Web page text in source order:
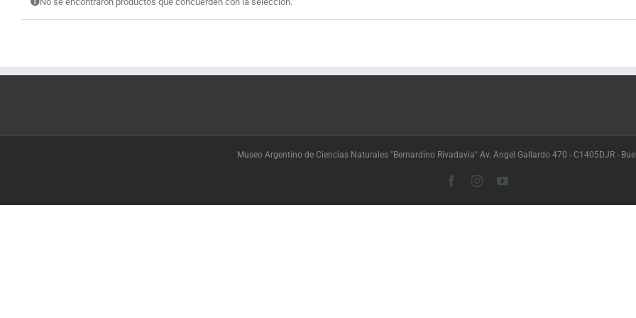
Museo Argentino de Ciencias Naturales "Bernardino Rivadavia" Av. Angel Gallardo 470 - C1405DJR -
FacebookInstagramYouTube